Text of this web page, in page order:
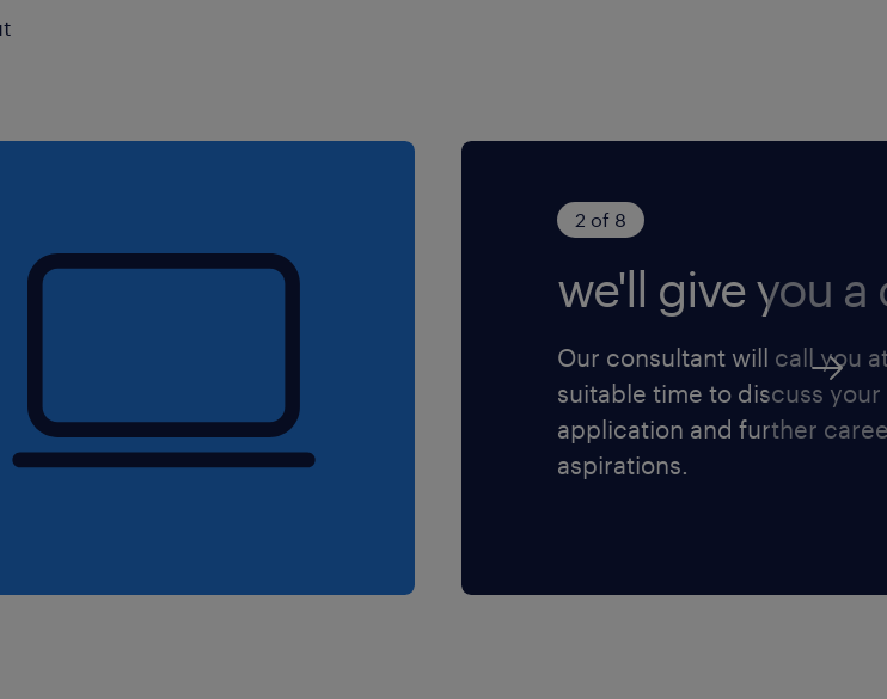
in! Haal het maximale werkplezier uit elke rit en
staat deze vacature open voor iedereen die zich
2 of 8
we'll give you a
Our consultant will call you
suitable time to discuss your
application and further
aspirations.